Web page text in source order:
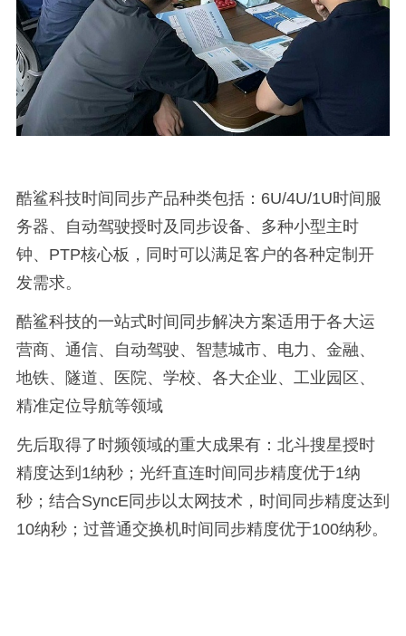
酷鲨科技时间同步产品种类包括： 6U/4U/1U时间服
务器、自动驾驶授时及同步设备、多种小型主时
钟、 PTP核心板，同时可以满足客户的各种定制开
发需求。
酷鲨科技的一站式时间同步解决方案适用于各大运
营商、通信、自动驾驶、智慧城市、电力、金融、
地铁、隧道、医院、学校、各大企业、工业园区、
精准定位导航等领域
先后取得了时频领域的重大成果有：北斗搜星授时
精度达到 1纳秒；光纤直连时间同步精度优于1纳
秒；结合SyncE 同步以太网技术，时间同步精度达到
10纳秒；过普通交换机时间同步精度优于100纳秒。